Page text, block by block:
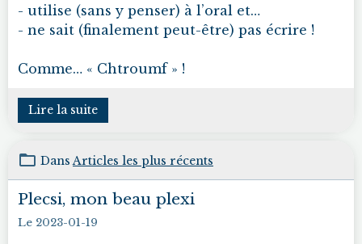
- utilise (sans y penser) à l’oral et…
- ne sait (finalement peut-être) pas écrire !
Comme… « Chtroumf » !
Lire la suite
DansArticles les plus récents
Plecsi, mon beau plexi
Le 2023-01-19